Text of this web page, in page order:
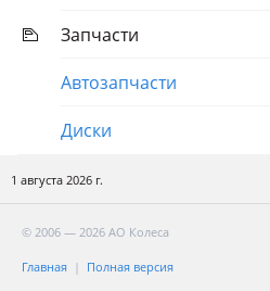
Запчасти
Автозапчасти
Диски
1 августа 2026 г.
© 2006 — 2026 АО Колеса
Главная Полная версия